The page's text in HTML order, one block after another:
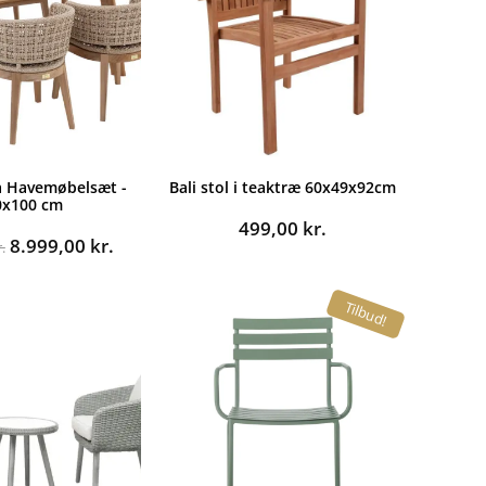
Havemøbelsæt -
cm
Den
8.999,00 kr.
Bali stol i teaktræ 60x49x92cm
499,00 kr.
Tilbud!